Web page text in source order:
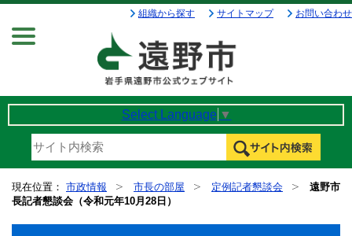
組織から探す サイトマップ お問い合わせ
Select Language ▼
現在位置： 市政情報 市長の部屋 定例記者懇談会
遠野市
長記者懇談会（令和元年10月28日）